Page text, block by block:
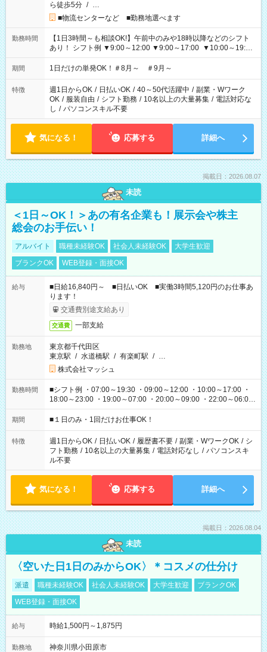
ら徒歩5分 / …
■物流センターなど ■勤務地選べます
勤務時間
【1日3時間～も相談OK!】午前中のみや18時以降などのシフト
あり！ シフト例 ▼9:00～12:00 ▼9:00～17:00 ▼10:00～19:00
▼18:00～21:00
期間 1日だけの単発OK！＃8月～ ＃9月～
特徴 週1日からOK / 日払いOK / 40～50代活躍中 / 副業・Wワーク
OK / 服装自由 / シフト勤務 / 10名以上の大量募集 / 電話対応な
し / パソコンスキル不要
気になる！ 応募する 詳細へ
掲載日：2026.08.07
未読
＜1日～OK！＞あの有名企業も！展示会や株主
総会のお手伝い！
アルバイト 職種未経験OK 社会人未経験OK
大学生歓迎
ブランクOK
WEB登録・面接OK
給与
■日給16,840円～ ■日払いOK ■実働3時間5,120円のお仕事あ
ります！
交通費別途支給あり
交通費 一部支給
勤務地
東京都千代田区
東京駅 / 水道橋駅 / 有楽町駅 / …
株式会社マッシュ
勤務時間
■シフト例 ・07:00～19:30 ・09:00～12:00 ・10:00～17:00 ・
18:00～23:00 ・19:00～07:00 ・20:00～09:00 ・22:00～06:00
etc ★最短で3時間で5,120円のお仕事から 15時間で2万円近く稼
げるお仕事も！ ご希望のお時間に合わせてご紹介！ ※シフトは
ください！
期間 ■１日のみ・1回だけお仕事OK！
特徴 週1日からOK / 日払いOK / 履歴書不要 / 副業・WワークOK / シ
フト勤務 / 10名以上の大量募集 / 電話対応なし / パソコンスキ
ル不要
気になる！ 応募する 詳細へ
掲載日：2026.08.04
未読
〈空いた日1日のみからOK〉＊コスメの仕分け
派遣 職種未経験OK 社会人未経験OK 大学生歓迎
ブランクOK
WEB登録・面接OK
給与 時給1,500円～1,875円
勤務地
神奈川県小田原市